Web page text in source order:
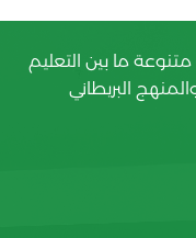
ما بين التعليم
البريطاني